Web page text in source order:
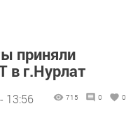
приняли
в г.Нурлат
13:56 715 0 0